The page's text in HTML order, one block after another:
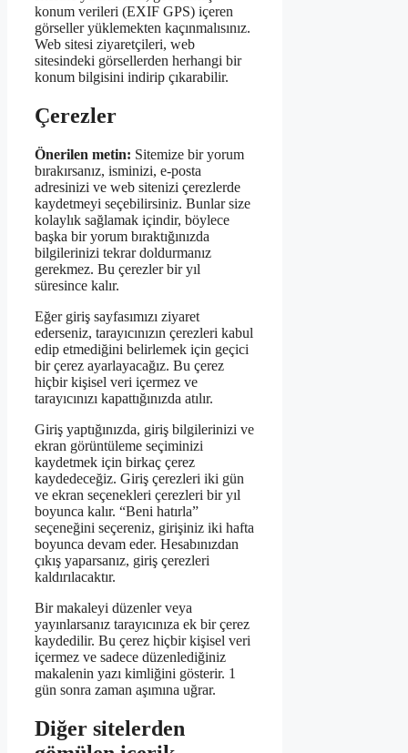
konum verileri (EXIF GPS) içeren
görseller yüklemekten kaçınmalısınız.
Web sitesi ziyaretçileri, web
sitesindeki görsellerden herhangi bir
konum bilgisini indirip çıkarabilir.
Çerezler
Önerilen metin: Sitemize bir yorum
bırakırsanız, isminizi, e-posta
adresinizi ve web sitenizi çerezlerde
kaydetmeyi seçebilirsiniz. Bunlar size
kolaylık sağlamak içindir, böylece
başka bir yorum bıraktığınızda
bilgilerinizi tekrar doldurmanız
gerekmez. Bu çerezler bir yıl
süresince kalır.
Eğer giriş sayfasımızı ziyaret
ederseniz, tarayıcınızın çerezleri kabul
edip etmediğini belirlemek için geçici
bir çerez ayarlayacağız. Bu çerez
hiçbir kişisel veri içermez ve
tarayıcınızı kapattığınızda atılır.
Giriş yaptığınızda, giriş bilgilerinizi ve
ekran görüntüleme seçiminizi
kaydetmek için birkaç çerez
kaydedeceğiz. Giriş çerezleri iki gün
ve ekran seçenekleri çerezleri bir yıl
boyunca kalır. “Beni hatırla”
seçeneğini seçereniz, girişiniz iki hafta
boyunca devam eder. Hesabınızdan
çıkış yaparsanız, giriş çerezleri
kaldırılacaktır.
Bir makaleyi düzenler veya
yayınlarsanız tarayıcınıza ek bir çerez
kaydedilir. Bu çerez hiçbir kişisel veri
içermez ve sadece düzenlediğiniz
makalenin yazı kimliğini gösterir. 1
gün sonra zaman aşımına uğrar.
Diğer sitelerden